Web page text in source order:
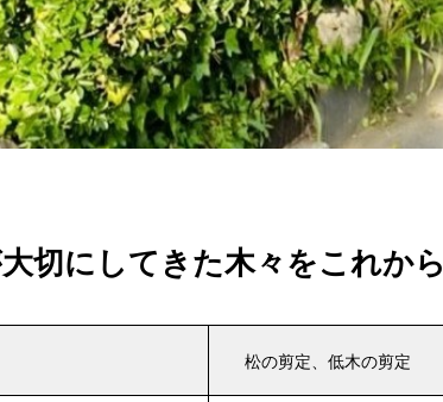
切にしてきた木々をこれか
松の剪定、低木の剪定